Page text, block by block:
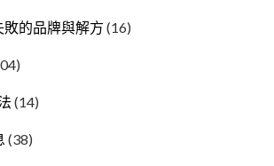
的品牌與解方 (16)
(14)
(38)